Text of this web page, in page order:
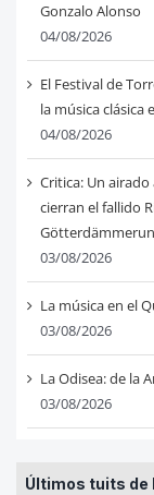
Gonzalo Alonso
04/08/2026
El Festival de
la música clásica
04/08/2026
Critica: Un
cierran el fallido
03/08/2026
La música en el
03/08/2026
La Odisea: de la
03/08/2026
Últimos tuits de